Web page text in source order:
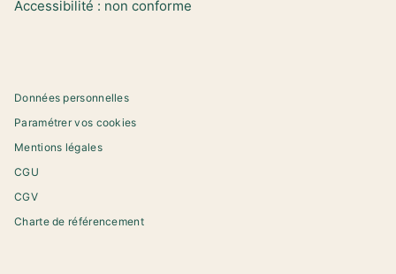
Accessibilité : non conforme
Données personnelles
Paramétrer vos cookies
Mentions légales
CGU
CGV
Charte de référencement